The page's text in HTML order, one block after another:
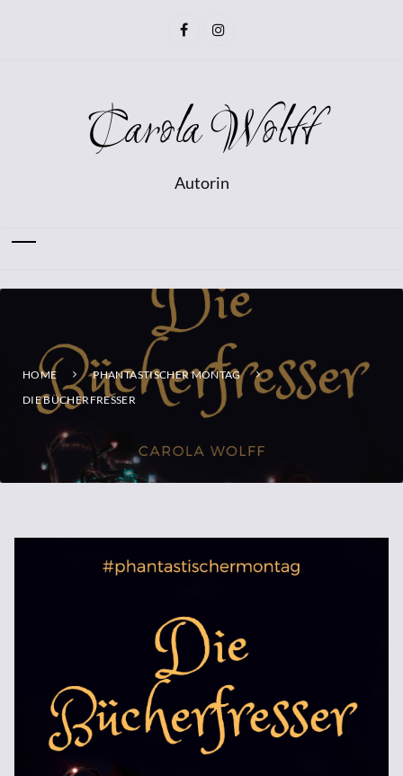
Carola Wolff
Autorin
HOME
PHANTASTISCHER MONTAG
DIE BÜCHERFRESSER